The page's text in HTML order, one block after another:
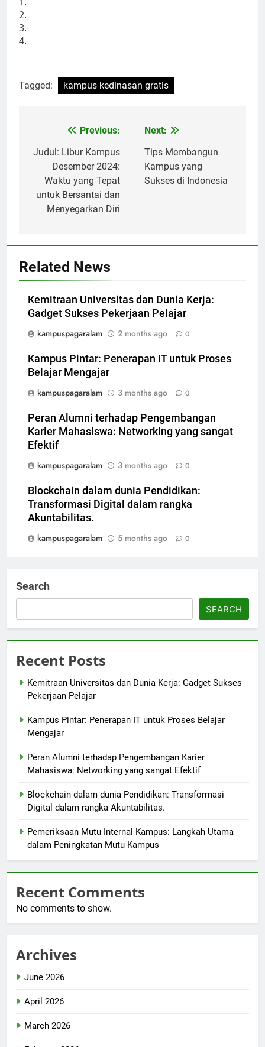
2.
3.
4.
Tagged: kampus kedinasan gratis
navigation
Previous:
Judul: Libur Kampus
Desember 2024:
Waktu yang Tepat
untuk Bersantai dan
Menyegarkan Diri
Next:
Tips Membangun
Kampus yang
Sukses di Indonesia
Related News
Kemitraan Universitas dan Dunia Kerja:
Gadget Sukses Pekerjaan Pelajar
kampuspagaralam
2 months ago 0
Kampus Pintar: Penerapan IT untuk Proses
Belajar Mengajar
kampuspagaralam
3 months ago 0
Peran Alumni terhadap Pengembangan
Karier Mahasiswa: Networking yang sangat
Efektif
kampuspagaralam
3 months ago 0
Blockchain dalam dunia Pendidikan:
Transformasi Digital dalam rangka
Akuntabilitas.
kampuspagaralam
5 months ago 0
Search
SEARCH
Recent Posts
Kemitraan Universitas dan Dunia Kerja: Gadget Sukses
Pekerjaan Pelajar
Kampus Pintar: Penerapan IT untuk Proses Belajar
Mengajar
Peran Alumni terhadap Pengembangan Karier
Mahasiswa: Networking yang sangat Efektif
Blockchain dalam dunia Pendidikan: Transformasi
Digital dalam rangka Akuntabilitas.
Pemeriksaan Mutu Internal Kampus: Langkah Utama
dalam Peningkatan Mutu Kampus
Recent Comments
No comments to show.
Archives
June 2026
April 2026
March 2026